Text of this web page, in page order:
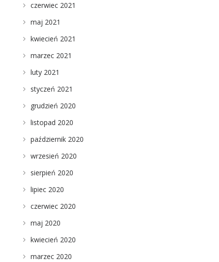
czerwiec 2021
maj 2021
kwiecień 2021
marzec 2021
luty 2021
styczeń 2021
grudzień 2020
listopad 2020
październik 2020
wrzesień 2020
sierpień 2020
lipiec 2020
czerwiec 2020
maj 2020
kwiecień 2020
marzec 2020